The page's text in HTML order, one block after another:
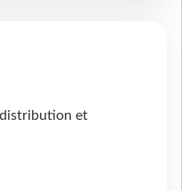
distribution et